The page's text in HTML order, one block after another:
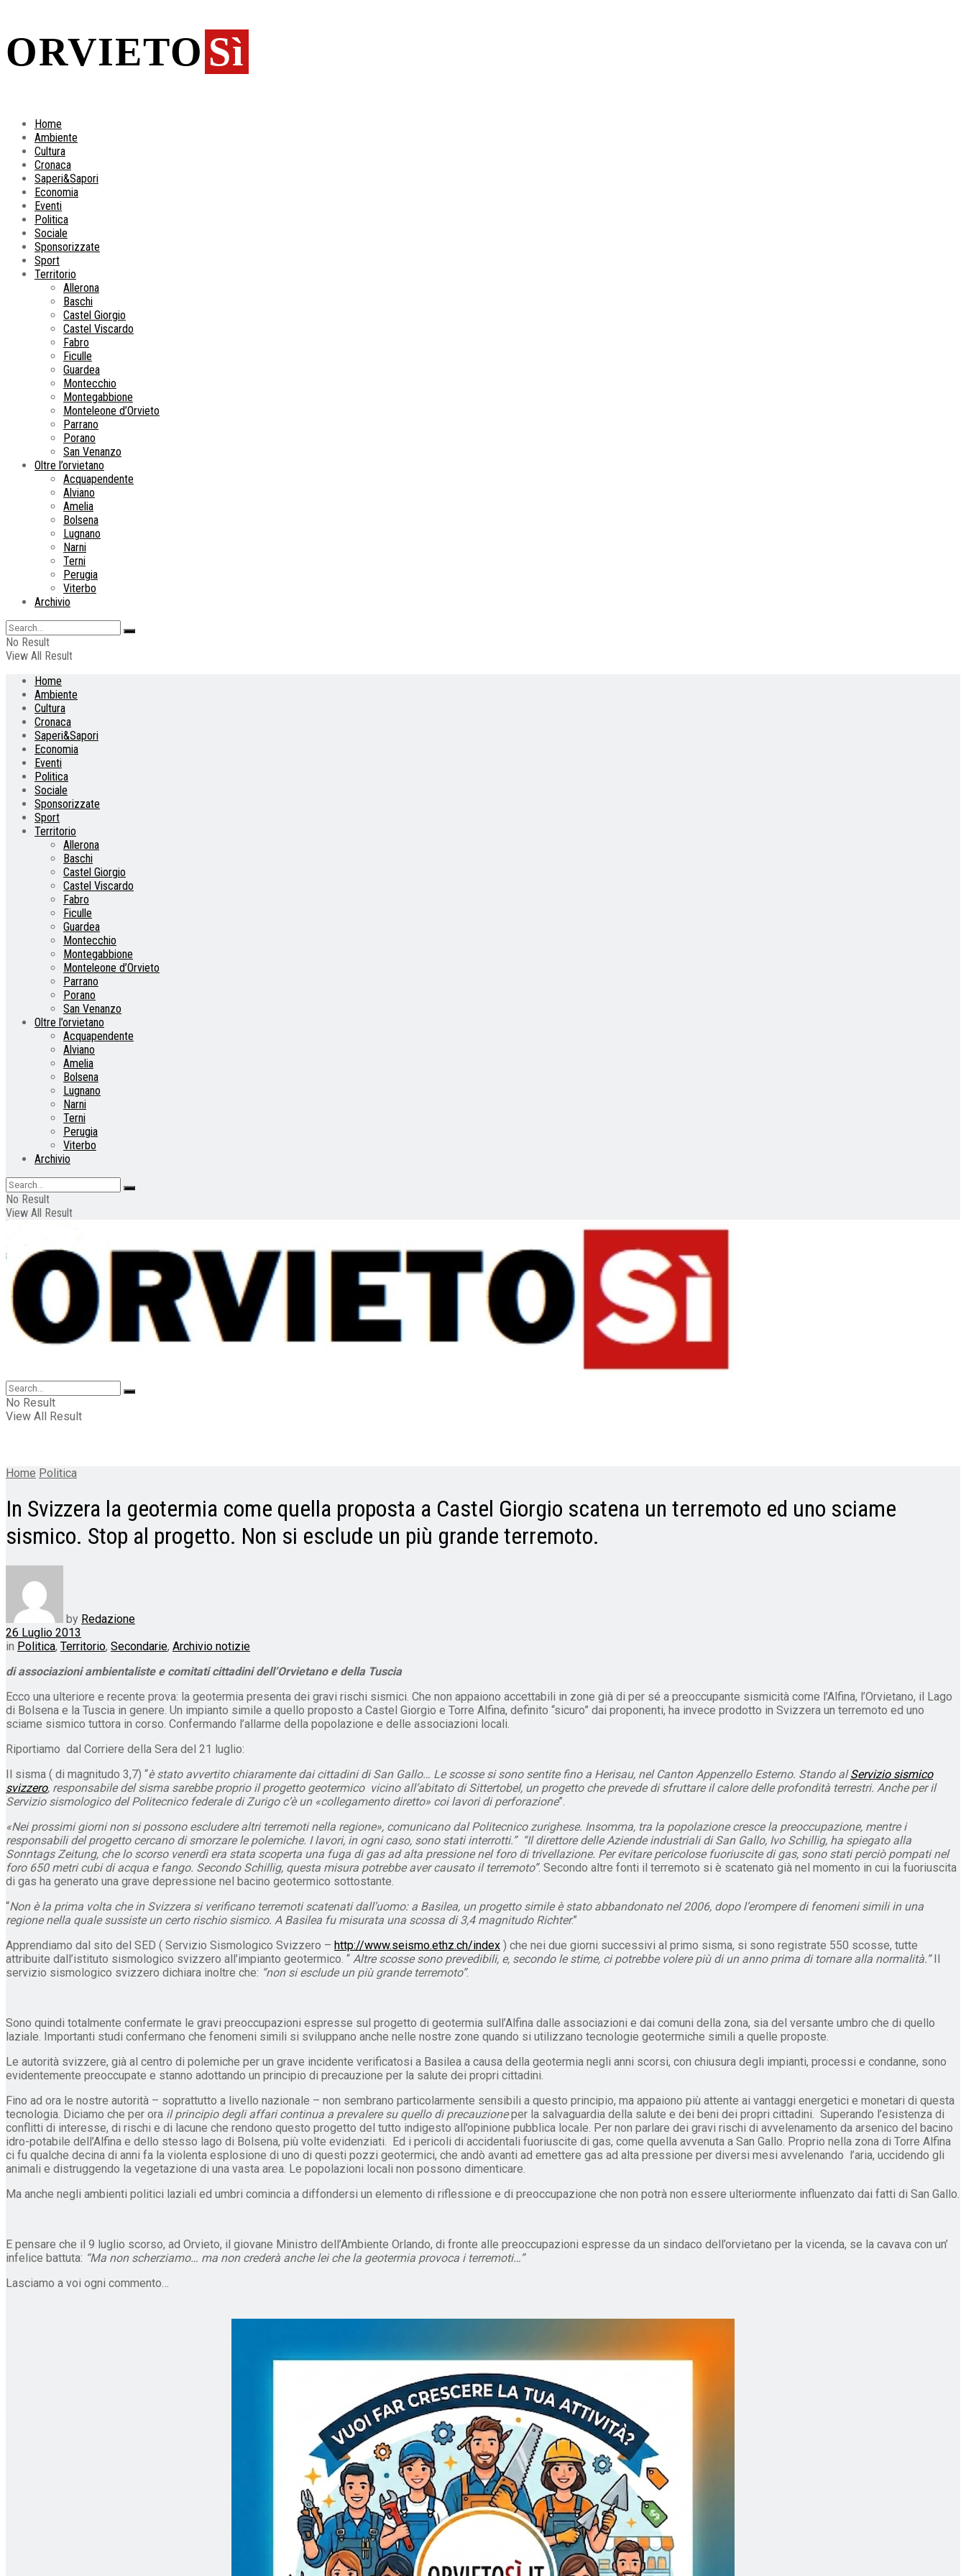
ORVIETO Sì
Home
Ambiente
Cultura
Cronaca
Saperi&Sapori
Economia
Eventi
Politica
Sociale
Sponsorizzate
Sport
Territorio
Allerona
Baschi
Castel Giorgio
Castel Viscardo
Fabro
Ficulle
Guardea
Montecchio
Montegabbione
Monteleone d’Orvieto
Parrano
Porano
San Venanzo
Oltre l’orvietano
Acquapendente
Alviano
Amelia
Bolsena
Lugnano
Narni
Terni
Perugia
Viterbo
Archivio
No Result
View All Result
Home
Ambiente
Cultura
Cronaca
Saperi&Sapori
Economia
Eventi
Politica
Sociale
Sponsorizzate
Sport
Territorio
Allerona
Baschi
Castel Giorgio
Castel Viscardo
Fabro
Ficulle
Guardea
Montecchio
Montegabbione
Monteleone d’Orvieto
Parrano
Porano
San Venanzo
Oltre l’orvietano
Acquapendente
Alviano
Amelia
Bolsena
Lugnano
Narni
Terni
Perugia
Viterbo
Archivio
No Result
View All Result
No Result
View All Result
Home Politica
In Svizzera la geotermia come quella proposta a Castel Giorgio scatena un terremoto ed uno sciame
sismico. Stop al progetto. Non si esclude un più grande terremoto.
by Redazione
26 Luglio 2013
in Politica, Territorio, Secondarie, Archivio notizie
di associazioni ambientaliste e comitati cittadini dell’Orvietano e della Tuscia
Ecco una ulteriore e recente prova: la geotermia presenta dei gravi rischi sismici. Che non appaiono accettabili in zone già di per sé a preoccupante sismicità come l’Alfina, l’Orvietano, il Lago
di Bolsena e la Tuscia in genere. Un impianto simile a quello proposto a Castel Giorgio e Torre Alfina, definito “sicuro” dai proponenti, ha invece prodotto in Svizzera un terremoto ed uno
sciame sismico tuttora in corso. Confermando l’allarme della popolazione e delle associazioni locali.
Riportiamo dal Corriere della Sera del 21 luglio:
Il sisma ( di magnitudo 3,7) “è stato avvertito chiaramente dai cittadini di San Gallo… Le scosse si sono sentite fino a Herisau, nel Canton Appenzello Esterno. Stando alServizio sismico
svizzero, responsabile del sisma sarebbe proprio il progetto geotermico vicino all’abitato di Sittertobel, un progetto che prevede di sfruttare il calore delle profondità terrestri. Anche per il
Servizio sismologico del Politecnico federale di Zurigo c’è un «collegamento diretto» coi lavori di perforazione”.
«Nei prossimi giorni non si possono escludere altri terremoti nella regione», comunicano dal Politecnico zurighese. Insomma, tra la popolazione cresce la preoccupazione, mentre i
responsabili del progetto cercano di smorzare le polemiche. I lavori, in ogni caso, sono stati interrotti.” “Il direttore delle Aziende industriali di San Gallo, Ivo Schillig, ha spiegato alla
Sonntags Zeitung, che lo scorso venerdì era stata scoperta una fuga di gas ad alta pressione nel foro di trivellazione. Per evitare pericolose fuoriuscite di gas, sono stati perciò pompati nel
foro 650 metri cubi di acqua e fango. Secondo Schillig, questa misura potrebbe aver causato il terremoto”. Secondo altre fonti il terremoto si è scatenato già nel momento in cui la fuoriuscita
di gas ha generato una grave depressione nel bacino geotermico sottostante.
“Non è la prima volta che in Svizzera si verificano terremoti scatenati dall’uomo: a Basilea, un progetto simile è stato abbandonato nel 2006, dopo l’erompere di fenomeni simili in una
regione nella quale sussiste un certo rischio sismico. A Basilea fu misurata una scossa di 3,4 magnitudo Richter.”
Apprendiamo dal sito del SED ( Servizio Sismologico Svizzero – http://www.seismo.ethz.ch/index ) che nei due giorni successivi al primo sisma, si sono registrate 550 scosse, tutte
attribuite dall’istituto sismologico svizzero all’impianto geotermico. “ Altre scosse sono prevedibili, e, secondo le stime, ci potrebbe volere più di un anno prima di tornare alla normalità.”Il
servizio sismologico svizzero dichiara inoltre che: “non si esclude un più grande terremoto”.
Sono quindi totalmente confermate le gravi preoccupazioni espresse sul progetto di geotermia sull’Alfina dalle associazioni e dai comuni della zona, sia del versante umbro che di quello
laziale. Importanti studi confermano che fenomeni simili si sviluppano anche nelle nostre zone quando si utilizzano tecnologie geotermiche simili a quelle proposte.
Le autorità svizzere, già al centro di polemiche per un grave incidente verificatosi a Basilea a causa della geotermia negli anni scorsi, con chiusura degli impianti, processi e condanne, sono
evidentemente preoccupate e stanno adottando un principio di precauzione per la salute dei propri cittadini.
Fino ad ora le nostre autorità – soprattutto a livello nazionale – non sembrano particolarmente sensibili a questo principio, ma appaiono più attente ai vantaggi energetici e monetari di questa
tecnologia. Diciamo che per ora il principio degli affari continua a prevalere su quello di precauzioneper la salvaguardia della salute e dei beni dei propri cittadini. Superando l’esistenza di
conflitti di interesse, di rischi e di lacune che rendono questo progetto del tutto indigesto all’opinione pubblica locale. Per non parlare dei gravi rischi di avvelenamento da arsenico del bacino
idro-potabile dell’Alfina e dello stesso lago di Bolsena, più volte evidenziati. Ed i pericoli di accidentali fuoriuscite di gas, come quella avvenuta a San Gallo. Proprio nella zona di Torre Alfina
ci fu qualche decina di anni fa la violenta esplosione di uno di questi pozzi geotermici, che andò avanti ad emettere gas ad alta pressione per diversi mesi avvelenando l’aria, uccidendo gli
animali e distruggendo la vegetazione di una vasta area. Le popolazioni locali non possono dimenticare.
Ma anche negli ambienti politici laziali ed umbri comincia a diffondersi un elemento di riflessione e di preoccupazione che non potrà non essere ulteriormente influenzato dai fatti di San Gallo.
E pensare che il 9 luglio scorso, ad Orvieto, il giovane Ministro dell’Ambiente Orlando, di fronte alle preoccupazioni espresse da un sindaco dell’orvietano per la vicenda, se la cavava con un’
infelice battuta: “Ma non scherziamo… ma non crederà anche lei che la geotermia provoca i terremoti…”
Lasciamo a voi ogni commento…